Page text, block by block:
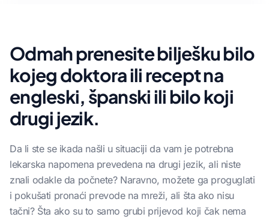
Odmah prenesite bilješku bilo
kojeg doktora ili recept na
engleski, španski ili bilo koji
drugi jezik.
Da li ste se ikada našli u situaciji da vam je potrebna
lekarska napomena prevedena na drugi jezik, ali niste
znali odakle da počnete? Naravno, možete ga proguglati
i pokušati pronaći prevode na mreži, ali šta ako nisu
tačni? Šta ako su to samo grubi prijevod koji čak nema